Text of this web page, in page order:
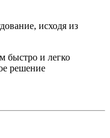
исходя из
быстро и легко
решение